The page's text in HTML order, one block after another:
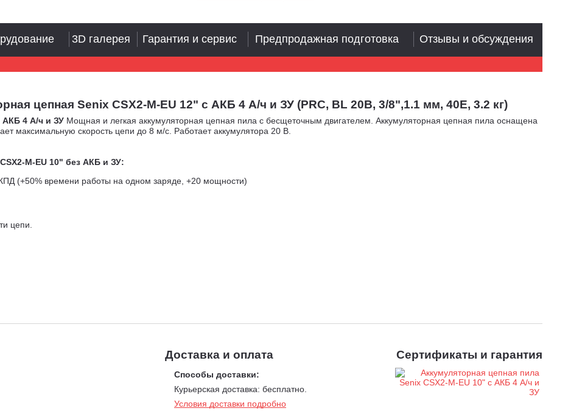
цепная Senix CSX2-M-EU 12" с АКБ 4 А/ч и ЗУ (PRC, BL 20В, 3/8",1.1 мм, 40E, 3.2 кг)
АКБ 4 А/ч и ЗУ Мощная и легкая аккумуляторная цепная пила с бесщеточным двигателем. Аккумуляторная цепная пила оснащена
максимальную скорость цепи до 8 м/с. Работает аккумулятора 20 В.
M-EU 10" без АКБ и ЗУ:
(+50% времени работы на одном заряде, +20 мощности)
цепи.
Доставка и оплата
Способы доставки:
Курьерская доставка: бесплатно.
Условия доставки подробно
Сертификаты и гарантия
3D галерея Гарантия и сервис Предпродажная подготовка Отзывы и обсуждения